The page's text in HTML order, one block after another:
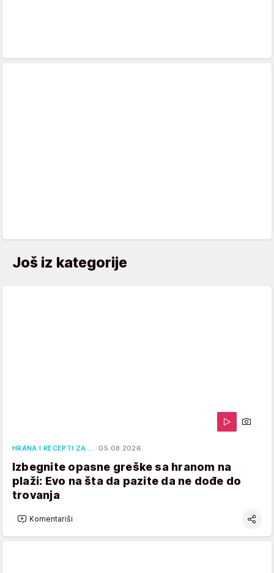
Još iz kategorije
HRANA I RECEPTI ZA … 05.08.2026.
Izbegnite opasne greške sa hranom na
plaži: Evo na šta da pazite da ne dođe do
trovanja
Komentariši